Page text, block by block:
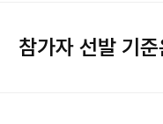
참가자 선발 기